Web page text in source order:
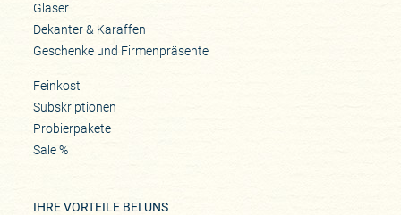
Gläser
Dekanter & Karaffen
Geschenke und Firmenpräsente
Feinkost
Subskriptionen
Probierpakete
Sale %
IHRE VORTEILE BEI UNS